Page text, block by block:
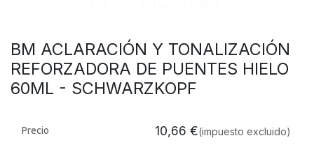
BM ACLARACIÓN Y TONALIZACIÓN
REFORZADORA DE PUENTES HIELO
60ML - SCHWARZKOPF
Precio 10,66 €(impuesto excluido)